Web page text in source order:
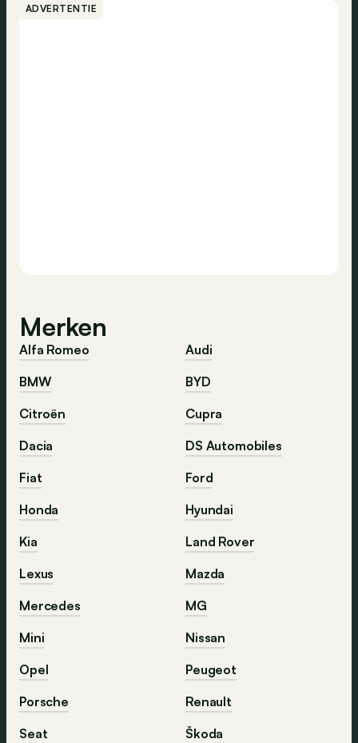
ADVERTENTIE
Merken
Alfa Romeo
Audi
BMW
BYD
Citroën
Cupra
Dacia
DS Automobiles
Fiat
Ford
Honda
Hyundai
Kia
Land Rover
Lexus
Mazda
Mercedes
MG
Mini
Nissan
Opel
Peugeot
Porsche
Renault
Seat
Škoda